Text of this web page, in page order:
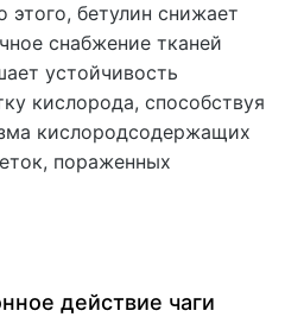
бетулин снижает
снабжение тканей
устойчивость
кислорода, способствуя
кислородсодержащих
пораженных
действие чаги